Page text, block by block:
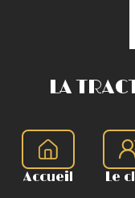
LA
Accueil Le